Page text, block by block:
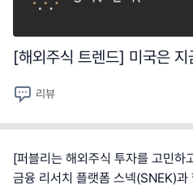
[해외주식 트렌드] 미국은
리뷰
[퍼블리는 해외주식 투자를 고민하
금융 리서치 플랫폼 스넥(SNEK)과